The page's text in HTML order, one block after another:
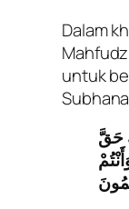
Dalam
untuk
حَقَّ